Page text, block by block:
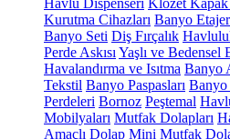
Havlu Dispenseri Klozet Kapak
Kurutma Cihazları Banyo
Banyo Seti Diş Fırçalık
Perde Askısı Yaşlı ve
Havalandırma ve Isıtma Banyo
Tekstil Banyo Paspasları Banyo
Perdeleri Bornoz Peştemal
Mobilyaları Mutfak Dolapları
Amaçlı Dolap Mini Mutfak